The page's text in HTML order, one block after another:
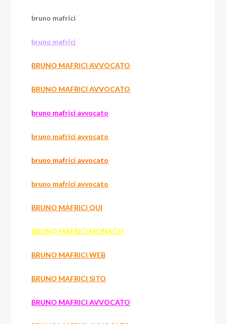
bruno mafrici
bruno mafrici
BRUNO MAFRICI AVVOCATO
BRUNO MAFRICI AVVOCATO
bruno mafrici avvocato
bruno mafrici avvocato
bruno mafrici avvocato
bruno mafrici avvocato
BRUNO MAFRICI QUI
BRUNO MAFRICI MONACO
BRUNO MAFRICI WEB
BRUNO MAFRICI SITO
BRUNO MAFRICI AVVOCATO